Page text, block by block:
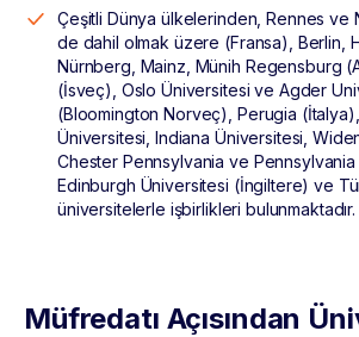
Çeşitli Dünya ülkelerinden, Rennes ve
de dahil olmak üzere (Fransa), Berlin,
Nürnberg, Mainz, Münih Regensburg
(İsveç), Oslo Üniversitesi ve Agder
(Bloomington Norveç), Perugia
Üniversitesi, Indiana Üniversitesi,
Chester Pennsylvania ve Pennsylvania
Edinburgh Üniversitesi (İngiltere) ve
üniversitelerle işbirlikleri bulunmaktadır.
Müfredatı Açısından